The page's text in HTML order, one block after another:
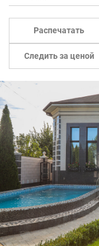
Распечатать
Следить за ценой